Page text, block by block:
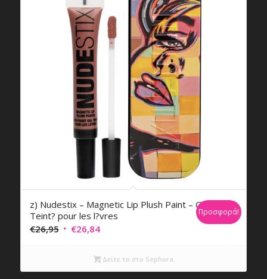
z) Nudestix – Magnetic Lip Plush Paint – Gel
Teint? pour les l?vres
€26,95 Original
€26,95.
€26,84Η
τιμή
είναι:
Προσφορά!
Δείτε το στο Sephora